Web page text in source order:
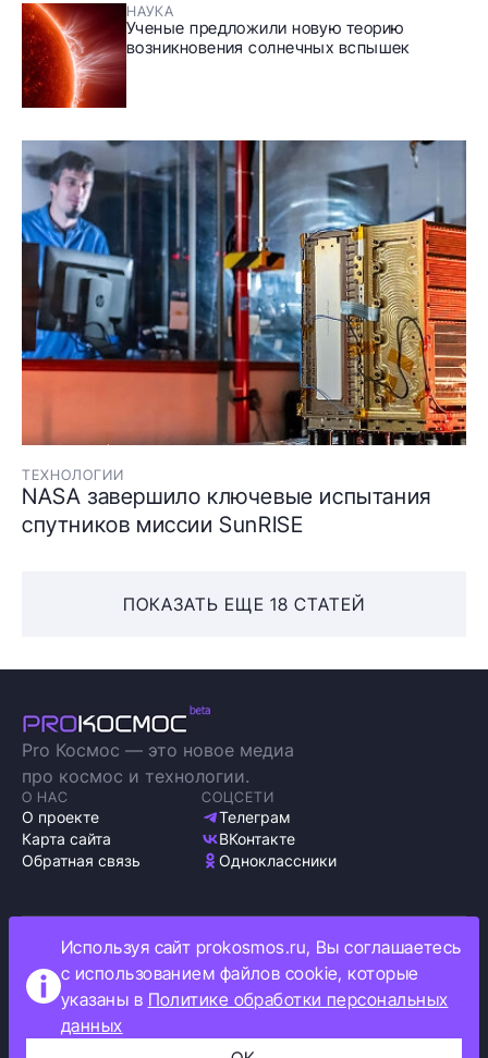
НАУКА
Ученые предложили новую теорию
возникновения солнечных вспышек
ТЕХНОЛОГИИ
NASA завершило ключевые испытания
спутников миссии SunRISE
ПОКАЗАТЬ ЕЩЕ 18 СТАТЕЙ
Pro Космос — это новое медиа
про космос и технологии.
О НАС
О проекте
Карта сайта
Обратная связь
СОЦСЕТИ
Телеграм
ВКонтакте
Одноклассники
Политика обработки персональных данных
Как мы используем cookie
Информация об ограничениях
Используя сайт prokosmos.ru, Вы соглашаетесь
с использованием файлов cookie, которые
указаны в Политике обработки персональных
данных